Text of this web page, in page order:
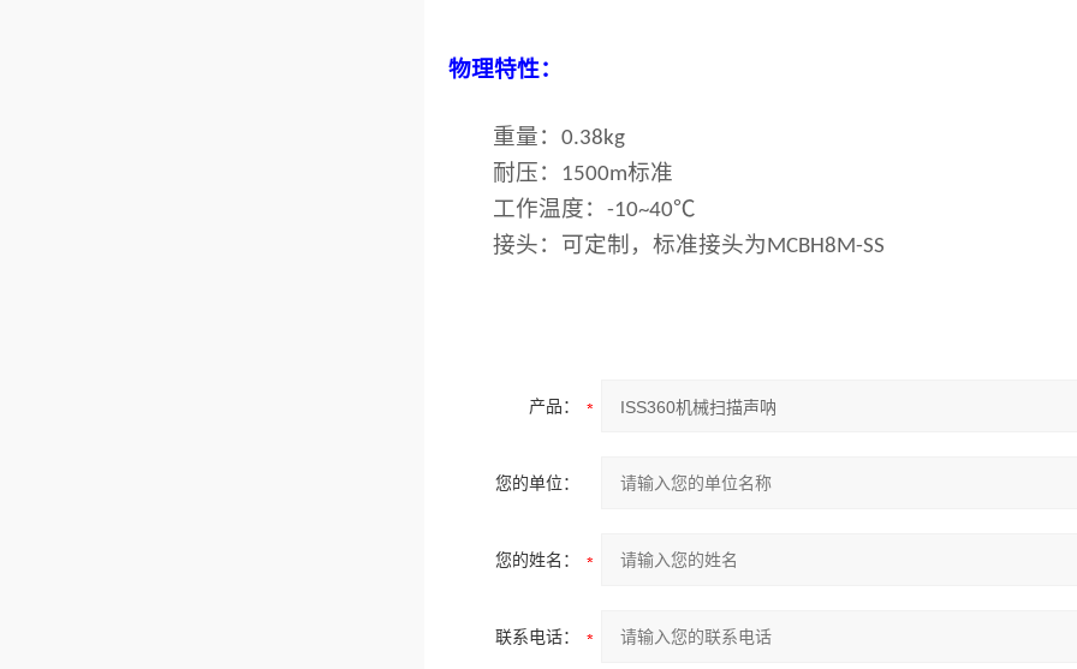
物理特性：
重量：0.38kg
耐压： 1500m标准
工作温度：-10~40℃
接头：可定制，标准接头为MCBH8M-SS
产品：
您的单位：
您的姓名：
联系电话：